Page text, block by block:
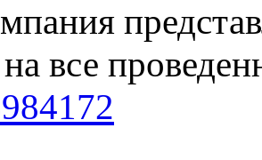
на все